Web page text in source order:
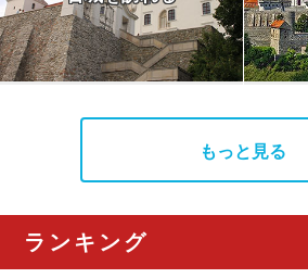
もっと見る
ランキング